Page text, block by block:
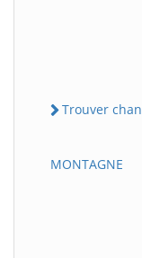
Trouver
MONTAGNE